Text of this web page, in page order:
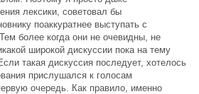
лексики, советовал бы
поаккуратнее выступать с
более когда они не очевидны, не
широкой дискуссии пока на тему
такая дискуссия последует, хотелось
прислушался к голосам
очередь. Как правило, именно